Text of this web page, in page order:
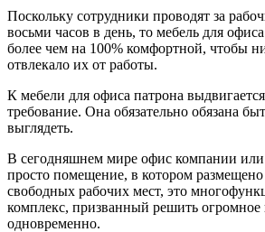
Поскольку сотрудники проводят за
восьми часов в день, то мебель для
более чем на 100% комфортной, чтобы
отвлекало их от работы.
К мебели для офиса патрона
требование. Она обязательно обязана
выглядеть.
В сегодняшнем мире офис компании
просто помещение, в котором
свободных рабочих мест, это
комплекс, призванный решить огромное
одновременно.